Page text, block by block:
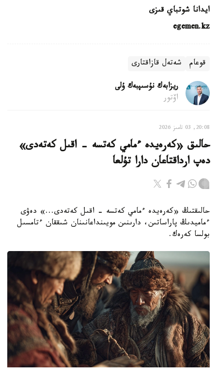
ايدانا شوتباي قىزى
egemen.kz
قوعام شەتەل قازاقتارى
ريزابەك نۇسىپبەك ۇلى
اۆتور
20:08, 03 تامىز 2026
حالىق «كەرەيدە ءمامي كەتسە - اقىل كەتەدى»
دەپ ارداقتاعان دارا تۇلعا
حالىقتىڭ «كەرەيدە ءمامي كەتسە - اقىل كەتەدى...» دەۋى
ءماميدىڭ پاراساتىن، دارىنىن مويىنداعانىنان شىققان ءتامسىل
بولسا كەرەك.